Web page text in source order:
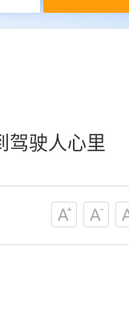
驾驶人心里